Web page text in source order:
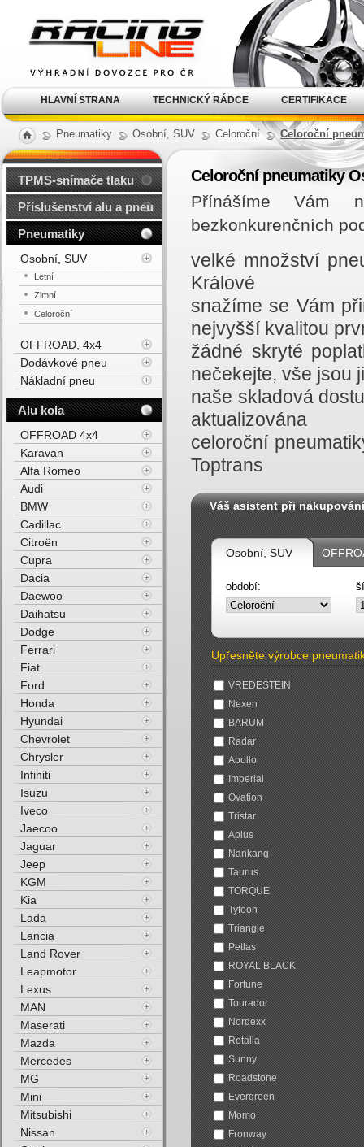
Pneumatiky Osobní, SUV Celoroční Celoroční
Celoroční pneumatiky
Přínášíme Vám
bezkonkurenčních
velké množství
Králové
snažíme se Vám
nejvyšší kvalitou
žádné skryté
nečekejte, vše jsou
naše skladová
aktualizována
celoroční
Toptrans
Váš asistent při nakupování
Osobní, SUV
období:
Upřesněte výrobce
VREDESTEIN
Nexen
BARUM
Radar
Apollo
Imperial
Ovation
Tristar
Aplus
Nankang
Taurus
TORQUE
Tyfoon
Triangle
Petlas
ROYAL BLACK
Fortune
Tourador
Nordexx
Rotalla
Sunny
Roadstone
Evergreen
Momo
Fronway
TPMS-snímače tlaku
Příslušenství alu a pneu
Pneumatiky
Osobní, SUV
Letní
Zimní
Celoroční
OFFROAD, 4x4
Dodávkové pneu
Nákladní pneu
Alu kola
OFFROAD 4x4
Karavan
Alfa Romeo
Audi
BMW
Cadillac
Citroën
Cupra
Dacia
Daewoo
Daihatsu
Dodge
Ferrari
Fiat
Ford
Honda
Hyundai
Chevrolet
Chrysler
Infiniti
Isuzu
Iveco
Jaecoo
Jaguar
Jeep
KGM
Kia
Lada
Lancia
Land Rover
Leapmotor
Lexus
MAN
Maserati
Mazda
Mercedes
MG
Mini
Mitsubishi
Nissan
kola Racing Line
HLAVNÍ STRANA TECHNICKÝ RÁDCE CERTIFIKACE